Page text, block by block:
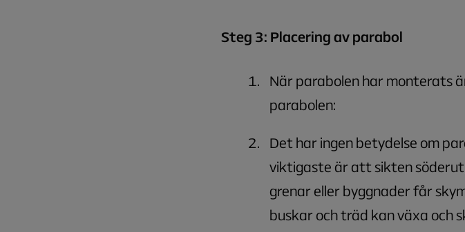
Steg 3: Placering av parabol
När parabolen har monterats
parabolen:
Det har ingen betydelse om
viktigaste är att sikten
grenar eller byggnader får
buskar och träd kan växa och